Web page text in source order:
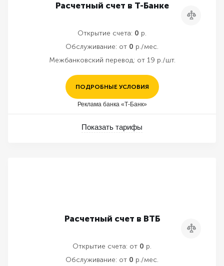
Расчетный счет в Т-Банке
Сравнить
Открытие счета: 0 р.
Обслуживание: от 0 р./мес.
Межбанковский перевод: от 19 р./шт.
ПОДРОБНЫЕ УСЛОВИЯ
Реклама банка «Т-Банк»
Показать тарифы
Расчетный счет в ВТБ
Сравнить
Открытие счета: от 0 р.
Обслуживание: от 0 р./мес.